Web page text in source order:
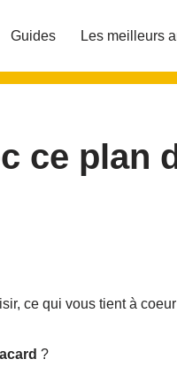
Guides Les meilleurs
ce plan
ce qui vous tient à
?